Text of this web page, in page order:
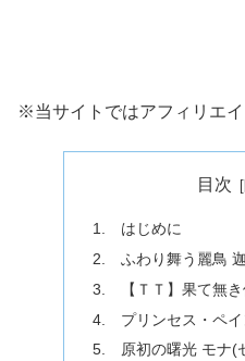
※当サイトではアフィリエ
目次
1. はじめに
2. ふわり舞う麗鳥
3. 【ＴＴ】果て無き
4. プリンセス・ペイ
5. 原初の曙光 モナ(